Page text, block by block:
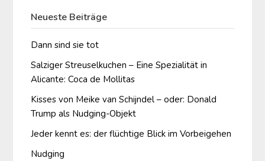
Neueste Beiträge
Dann sind sie tot
Salziger Streuselkuchen – Eine Spezialität in
Alicante: Coca de Mollitas
Kisses von Meike van Schijndel – oder: Donald
Trump als Nudging-Objekt
Jeder kennt es: der flüchtige Blick im Vorbeigehen
Nudging